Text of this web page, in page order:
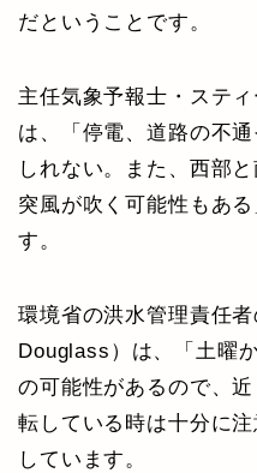
だということです。
主任気象予報士・ステ
は、「停電、道路の不
しれない。また、西部
突風が吹く可能性もあ
す。
環境省の洪水管理責任
Douglass）は、「土曜
の可能性があるので、
転している時は十分に
しています。